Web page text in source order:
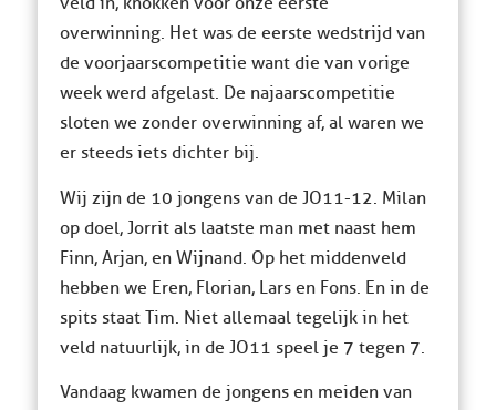
overwinning. Het was de eerste wedstrijd van
de voorjaarscompetitie want die van vorige
week werd afgelast. De najaarscompetitie
sloten we zonder overwinning af, al waren we
er steeds iets dichter bij.
Wij zijn de 10 jongens van de JO11-12. Milan
op doel, Jorrit als laatste man met naast hem
Finn, Arjan, en Wijnand. Op het middenveld
hebben we Eren, Florian, Lars en Fons. En in de
spits staat Tim. Niet allemaal tegelijk in het
veld natuurlijk, in de JO11 speel je 7 tegen 7.
Vandaag kwamen de jongens en meiden van